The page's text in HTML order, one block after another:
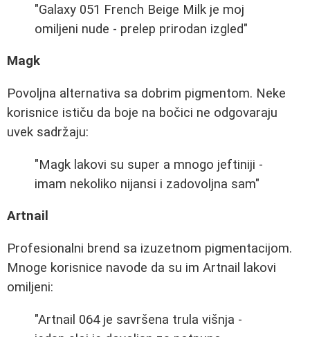
"Galaxy 051 French Beige Milk je moj
omiljeni nude - prelep prirodan izgled"
Magk
Povoljna alternativa sa dobrim pigmentom. Neke
korisnice ističu da boje na bočici ne odgovaraju
uvek sadržaju:
"Magk lakovi su super a mnogo jeftiniji -
imam nekoliko nijansi i zadovoljna sam"
Artnail
Profesionalni brend sa izuzetnom pigmentacijom.
Mnoge korisnice navode da su im Artnail lakovi
omiljeni:
"Artnail 064 je savršena trula višnja -